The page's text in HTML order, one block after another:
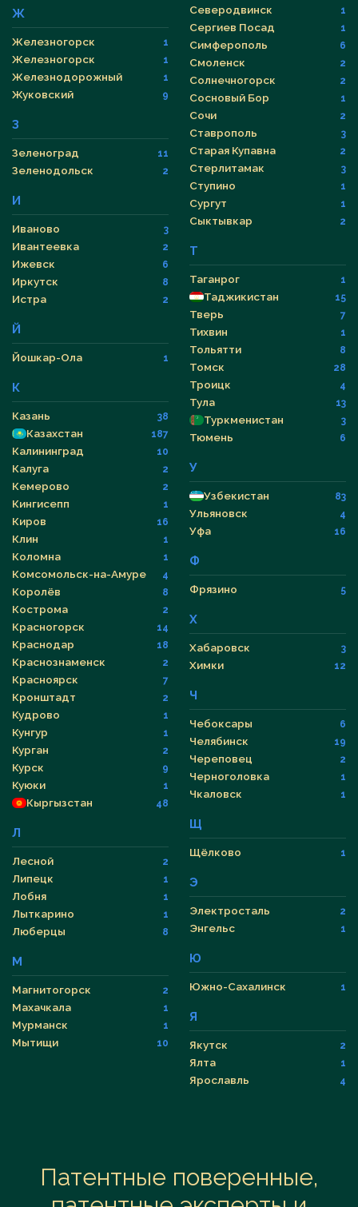
Ж
Железногорск 1
Железногорск 1
Железнодорожный 1
Жуковский 9
З
Зеленоград 11
Зеленодольск 2
И
Иваново 3
Ивантеевка 2
Ижевск 6
Иркутск 8
Истра 2
Й
Йошкар-Ола 1
К
Казань 38
Казахстан 187
Калининград 10
Калуга 2
Кемерово 2
Кингисепп 1
Киров 16
Клин 1
Коломна 1
Комсомольск-на-Амуре 4
Королёв 8
Кострома 2
Красногорск 14
Краснодар 18
Краснознаменск 2
Красноярск 7
Кронштадт 2
Кудрово 1
Кунгур 1
Курган 2
Курск 9
Куюки 1
Кыргызстан 48
Л
Лесной 2
Липецк 1
Лобня 1
Лыткарино 1
Люберцы 8
М
Магнитогорск 2
Махачкала 1
Мурманск 1
Мытищи 10
Северодвинск 1
Сергиев Посад 1
Симферополь 6
Смоленск 2
Солнечногорск 2
Сосновый Бор 1
Сочи 2
Ставрополь 3
Старая Купавна 2
Стерлитамак 3
Ступино 1
Сургут 1
Сыктывкар 2
Т
Таганрог 1
Таджикистан 15
Тверь 7
Тихвин 1
Тольятти 8
Томск 28
Троицк 4
Тула 13
Туркменистан 3
Тюмень 6
У
Узбекистан 83
Ульяновск 4
Уфа 16
Ф
Фрязино 5
Х
Хабаровск 3
Химки 12
Ч
Чебоксары 6
Челябинск 19
Череповец 2
Черноголовка 1
Чкаловск 1
Щ
Щёлково 1
Э
Электросталь 2
Энгельс 1
Ю
Южно-Сахалинск 1
Я
Якутск 2
Ялта 1
Ярославль 4
Патентные поверенные,